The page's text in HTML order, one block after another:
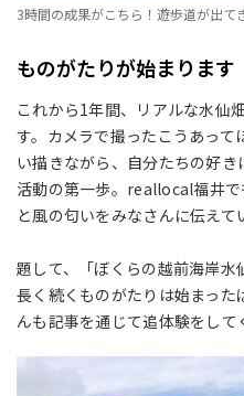
3時間の成果がこちら！遊歩道が出て
ものがたりが始まります
これから1年間、リアルな水仙
す。カメラで撮ったこうあっ
い描きながら、自分たちの好
活動の第一歩。reallocal福井
と風の匂いをみなさんに伝えて
題して、「ぼくらの越前海岸水
長く続くものがたりは始まっ
んも記事を通じて追体験をして